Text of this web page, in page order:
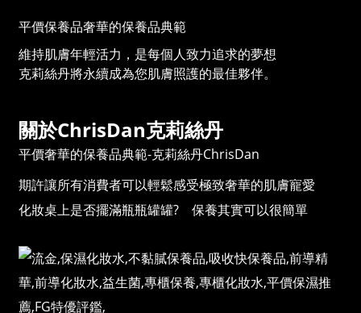
平價保養品奢華的保養品典範
維持肌膚年輕活力，是每個人致力追求的夢想
克莉絲丹將永續成為您肌膚照護的最佳夥伴。
關於ChrisDan克莉絲丹
平價奢華的保養品典範-克莉絲丹ChrisDan
期許讓所有消費者可以輕鬆感受極致奢華的肌膚寵愛
化妝桌上是否擺滿瓶瓶罐罐? 保養其實可以很簡單